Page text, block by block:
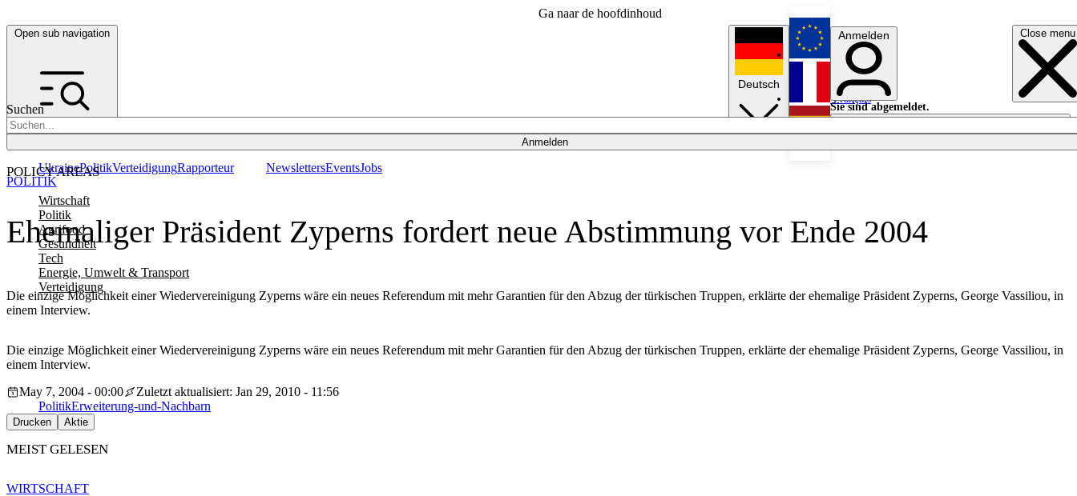
Ga naar de hoofdinhoud
Open sub navigation Close menu
Suchen
Anmelden
POLICY AREAS
Wirtschaft
Politik
Agrifood
Gesundheit
Tech
Energie, Umwelt & Transport
Verteidigung
UkrainePolitikVerteidigungRapporteur NewslettersEventsJobs
Deutsch
English
Français
Anmelden
Sie sind abgemeldet.
Anmelden
Licht aus
Ehemaliger Präsident Zyperns fordert neue Abstimmung vor Ende 2004
Die einzige Möglichkeit einer Wiedervereinigung Zyperns wäre ein neues Referendum mit mehr Garantien für den Abzug der türkischen Truppen, erklärte der ehemalige Präsident Zyperns, George Vassiliou, in
einem Interview.
POLITIK
Die einzige Möglichkeit einer Wiedervereinigung Zyperns wäre ein neues Referendum mit mehr Garantien für den Abzug der türkischen Truppen, erklärte der ehemalige Präsident Zyperns, George Vassiliou, in
einem Interview.
May 7, 2004 - 00:00
Zuletzt aktualisiert: Jan 29, 2010 - 11:56
PolitikErweiterung-und-Nachbarn
Drucken Aktie
MEIST GELESEN
WIRTSCHAFT